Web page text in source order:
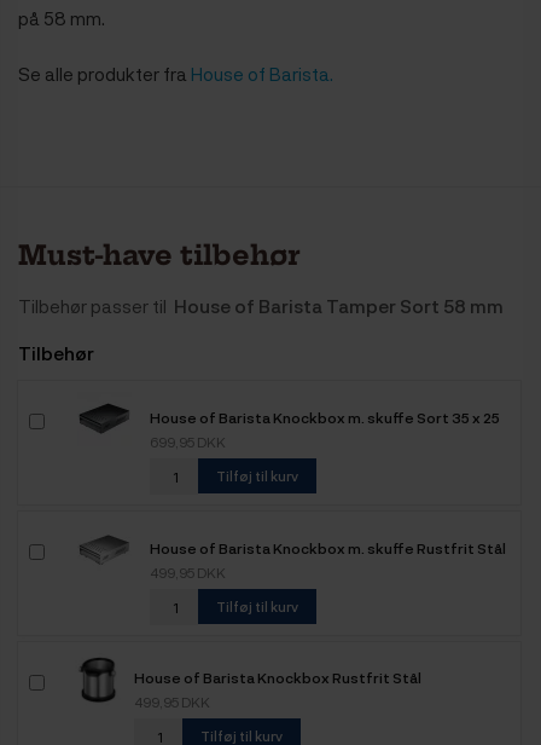
på 58 mm.
Se alle produkter fra House of Barista.
Must-have tilbehør
Tilbehør passer til House of Barista Tamper Sort 58 mm
Tilbehør
House of Barista Knockbox m. skuffe Sort 35 x 25
cm
699,95 DKK
Tilføj til kurv
House of Barista Knockbox m. skuffe Rustfrit Stål
35 x 25 cm
499,95 DKK
Tilføj til kurv
House of Barista Knockbox Rustfrit Stål
499,95 DKK
Tilføj til kurv